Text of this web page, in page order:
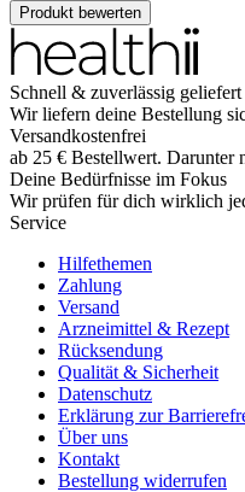
Produkt bewerten
Schnell & zuverlässig geliefert
Wir liefern deine Bestellung
Versandkostenfrei
ab 25 € Bestellwert. Darunter
Deine Bedürfnisse im Fokus
Wir prüfen für dich wirklich
Service
Hilfethemen
Zahlung
Versand
Arzneimittel & Rezept
Rücksendung
Qualität & Sicherheit
Datenschutz
Erklärung zur
Über uns
Kontakt
Bestellung widerrufen